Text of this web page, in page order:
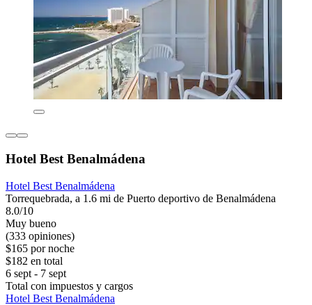
Hotel Best Benalmádena
Hotel Best Benalmádena
Torrequebrada, a 1.6 mi de Puerto deportivo de Benalmádena
8.0/10
Muy bueno
(333 opiniones)
$165 por noche
$182 en total
6 sept - 7 sept
Total con impuestos y cargos
Hotel Best Benalmádena